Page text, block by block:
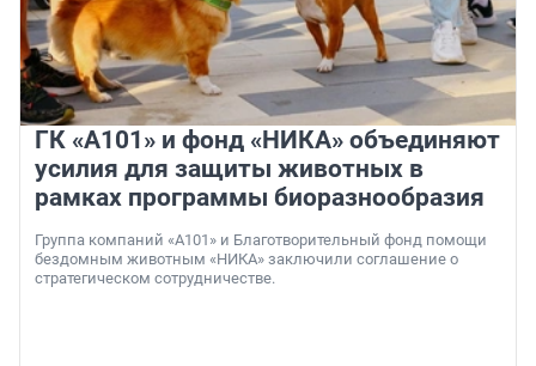
ГК «А101» и фонд «НИКА» объединяют
усилия для защиты животных в
рамках программы биоразнообразия
Группа компаний «А101» и Благотворительный фонд помощи
бездомным животным «НИКА» заключили соглашение о
стратегическом сотрудничестве.